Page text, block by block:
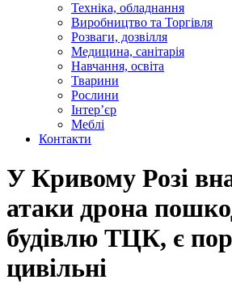
Техніка, обладнання
Виробництво та Торгівля
Розваги, дозвілля
Медицина, санітарія
Навчання, освіта
Тварини
Рослини
Інтер’єр
Меблі
Контакти
У Кривому Розі
атаки дрона
будівлю ТЦК, є
цивільні